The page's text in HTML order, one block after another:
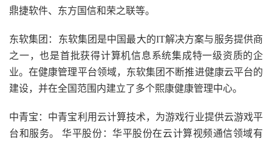
鼎捷软件、东方国信和荣之联等。
东软集团：东软集团是中国最大的IT解决方案与服务提供商
之一，也是首批获得计算机信息系统集成特一级资质的企
业。在健康管理平台领域，东软集团不断推进健康云平台的
建设，并在全国范围内建立了多个熙康健康管理中心。
中青宝：中青宝利用云计算技术，为游戏行业提供云游戏平
台和服务。 华平股份：华平股份在云计算视频通信领域有